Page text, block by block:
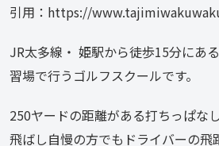
引用：https://
JR太多線・ 姫駅から徒歩15分にあ
習場で行うゴルフスクールです。
250ヤードの距離がある打ちっぱな
飛ばし自慢の方でもドライバーの飛